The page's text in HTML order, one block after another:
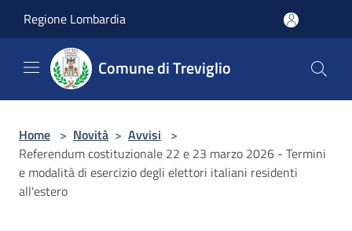
Regione Lombardia
Comune di Treviglio
Home > Novità > Avvisi >
Referendum costituzionale 22 e 23 marzo 2026 - Termini
e modalità di esercizio degli elettori italiani residenti
all'estero